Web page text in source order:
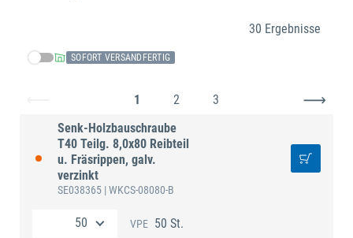
30 Ergebnisse
SOFORT VERSANDFERTIG
1 2
3
Senk-Holzbauschraube
T40 Teilg. 8,0x80 Reibteil
u. Fräsrippen, galv.
verzinkt
SE038365 | WKCS-08080-B
VPE 50 St.